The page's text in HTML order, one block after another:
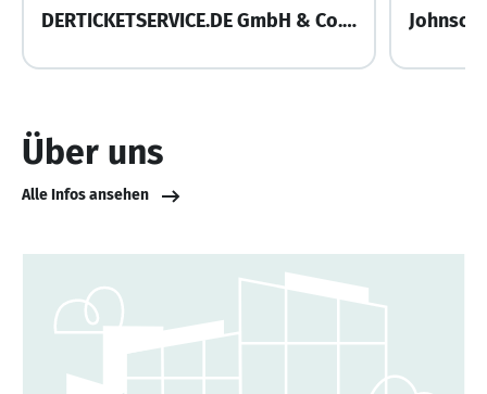
DERTICKETSERVICE.DE GmbH & Co. KG
Über uns
Alle Infos ansehen